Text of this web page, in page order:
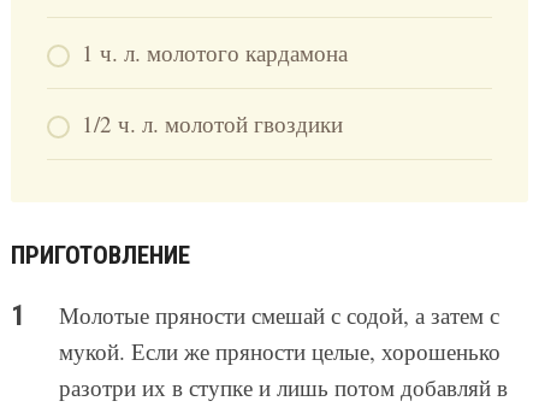
1 ч. л. молотого кардамона
1/2 ч. л. молотой гвоздики
ПРИГОТОВЛЕНИЕ
Молотые пряности смешай с содой, а затем с
мукой. Если же пряности целые, хорошенько
разотри их в ступке и лишь потом добавляй в